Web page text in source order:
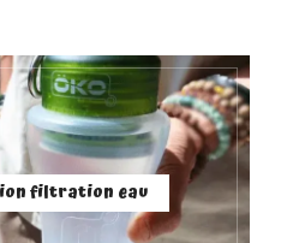
filtration eau